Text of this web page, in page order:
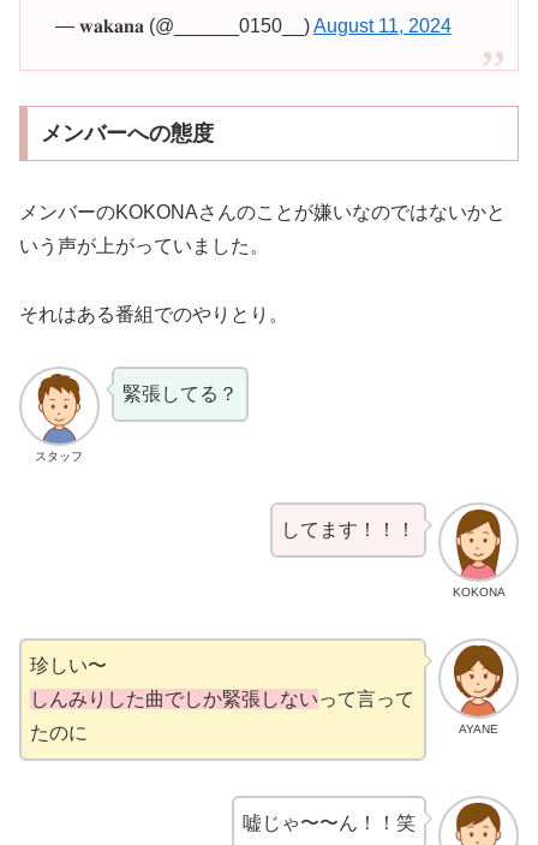
— 𝐰𝐚𝐤𝐚𝐧𝐚 (@______0150__)August 11, 2024
メンバーへの態度
メンバーのKOKONAさんのことが嫌いなのではないかと
いう声が上がっていました。
それはある番組でのやりとり。
スタッフ
緊張してる？
KOKONA
してます！！！
AYANE
珍しい〜
しんみりした曲でしか緊張しないって言って
たのに
嘘じゃ〜〜ん！！笑